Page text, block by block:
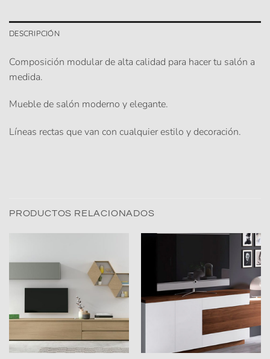
DESCRIPCIÓN
Composición modular de alta calidad para hacer tu salón a
medida.
Mueble de salón moderno y elegante.
Líneas rectas que van con cualquier estilo y decoración.
PRODUCTOS RELACIONADOS